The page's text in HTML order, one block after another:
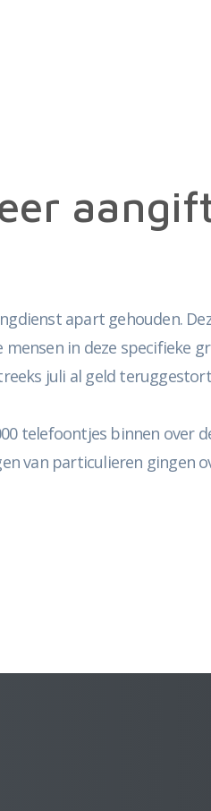
apart gehouden.
in deze specifieke
juli al geld
telefoontjes binnen over
van particulieren gingen